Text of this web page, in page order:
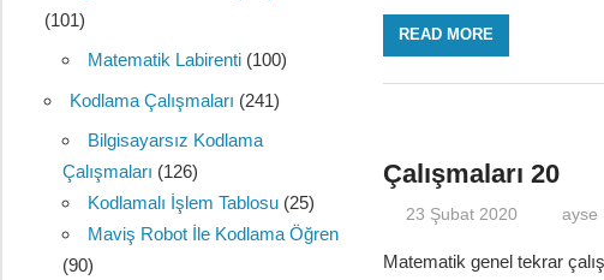
READ MORE
Çalışmaları 20
23 Şubat 2020 ayse
Matematik genel tekrar
(101)
Matematik Labirenti(100)
Kodlama Çalışmaları (241)
Bilgisayarsız Kodlama
Çalışmaları (126)
Kodlamalı İşlem Tablosu(25)
Maviş Robot İle Kodlama Öğren
(90)